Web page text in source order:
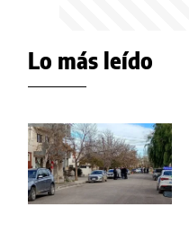
Lo más leído